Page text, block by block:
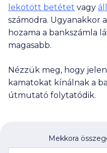
lekötött betétet vagy
számodra. Ugyanakkor
hozama a bankszámla
magasabb.
Nézzük meg, hogy
kamatokat kínálnak a
útmutató folytatódik.
Mekkora